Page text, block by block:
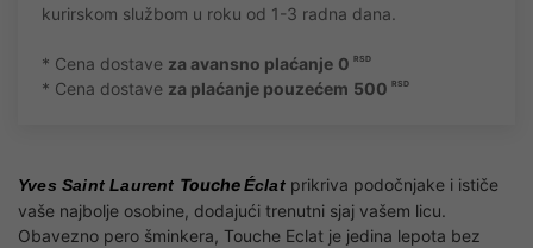
kurirskom službom u roku od 1-3 radna dana.
* Cena dostave za avansno plaćanje 0 RSD
* Cena dostave za plaćanje pouzećem 500 RSD
Yves Saint Laurent ToucheÉclat prikriva podočnjake i ističe
vaše najbolje osobine, dodajući trenutni sjaj vašem licu.
Obavezno pero šminkera, Touche Eclat je jedina lepota bez